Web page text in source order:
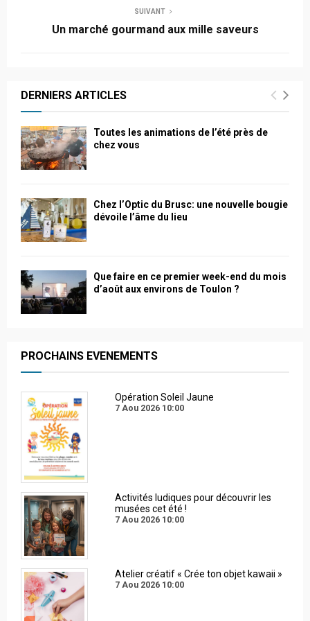
SUIVANT
Un marché gourmand aux mille saveurs
DERNIERS ARTICLES
Toutes les animations de l’été près de
chez vous
Chez l’Optic du Brusc: une nouvelle bougie
dévoile l’âme du lieu
Que faire en ce premier week-end du mois
d’août aux environs de Toulon ?
PROCHAINS EVENEMENTS
Opération Soleil Jaune
7 Aou 2026 10:00
Activités ludiques pour découvrir les
musées cet été !
7 Aou 2026 10:00
Atelier créatif « Crée ton objet kawaii »
7 Aou 2026 10:00